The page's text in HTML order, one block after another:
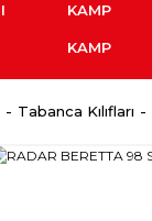
KAMP
Tabanca Kılıfları